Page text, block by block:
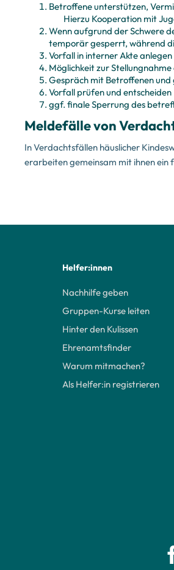
Betroffene unterstützen,
Hierzu Kooperation mit
Wenn aufgrund der Schwere
temporär gesperrt, während
Vorfall in interner Akte anlegen
Möglichkeit zur
Gespräch mit Betroffenen und
Vorfall prüfen und entscheiden
ggf. finale Sperrung des
Meldefälle von
In Verdachtsfällen häuslicher
erarbeiten gemeinsam mit ihnen ein
Helfer:innen
Nachhilfe geben
Gruppen-Kurse leiten
Hinter den Kulissen
Ehrenamtsfinder
Warum mitmachen?
Als Helfer:in registrieren